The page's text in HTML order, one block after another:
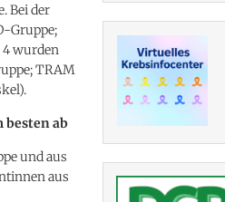
Bei der
Gruppe;
4 wurden
TRAM
besten ab
und aus
aus